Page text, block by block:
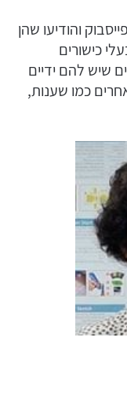
והודיעו שהן
כישורים
שיש להם ידיים
כמו שענות,